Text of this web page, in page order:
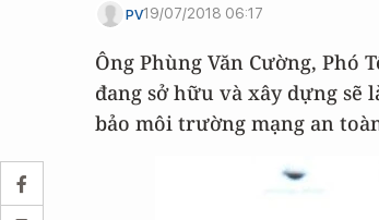
PV19/07/2018 06:17
Ông Phùng Văn Cường, Phó
đang sở hữu và xây dựng sẽ
bảo môi trường mạng an